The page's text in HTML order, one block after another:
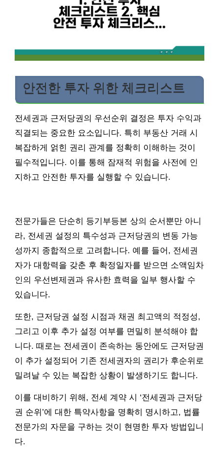
안전한 투자 위한 체크리스트
전세권과 근저당권의 우선순위 결정은 투자 수익과
직결되는 중요한 요소입니다. 특히 부동산 거래 시
복잡하게 얽힌 권리 관계를 정확히 이해하는 것이
필수적입니다. 이를 통해 잠재적 위험을 사전에 인
지하고 안전한 투자를 실행할 수 있습니다.
전문가들은 단순히 등기부등본 상의 순서뿐만 아니
라, 전세권 설정의 특수성과 근저당권의 변동 가능
성까지 종합적으로 고려합니다. 예를 들어, 전세권
자가 대항력을 갖춘 후 확정일자를 받으면 소액임차
인의 우선변제권과 유사한 효력을 일부 행사할 수
있습니다.
또한, 근저당권 설정 시점과 채권 최고액의 적정성,
그리고 이후 추가 설정 여부를 면밀히 분석해야 합
니다. 때로는 전세권이 존속하는 동안에도 근저당권
이 추가 설정되어 기존 전세권자의 권리가 후순위로
밀려날 수 있는 복잡한 상황이 발생하기도 합니다.
이를 대비하기 위해, 전세 계약 시 ‘전세권과 근저당
권 순위’에 대한 특약사항을 명확히 명시하고, 법률
전문가의 자문을 구하는 것이 현명한 투자 방법입니
다.